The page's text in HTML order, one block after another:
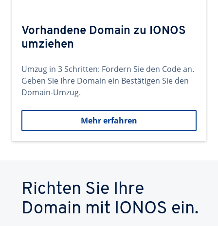
Vorhandene Domain zu IONOS
umziehen
Umzug in 3 Schritten: Fordern Sie den Code an.
Geben Sie Ihre Domain ein Bestätigen Sie den
Domain-Umzug.
Mehr erfahren
Richten Sie Ihre
Domain mit IONOS ein.